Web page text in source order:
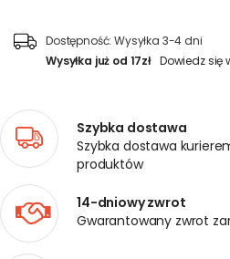
Dostępność: Wysyłka 3-4 dni
Wysyłka już od 17zł Dowiedz się
Szybka dostawa
Szybka dostawa
produktów
14-dniowy zwrot
Gwarantowany zwrot